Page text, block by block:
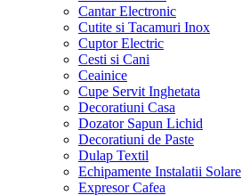
Cantar Electronic
Cutite si Tacamuri Inox
Cuptor Electric
Cesti si Cani
Ceainice
Cupe Servit Inghetata
Decoratiuni Casa
Dozator Sapun Lichid
Decoratiuni de Paste
Dulap Textil
Echipamente Instalatii Solare
Expresor Cafea